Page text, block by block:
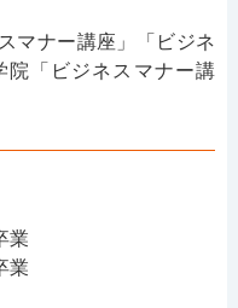
マナー講座」「ビジネ
院「ビジネスマナー講
業
業